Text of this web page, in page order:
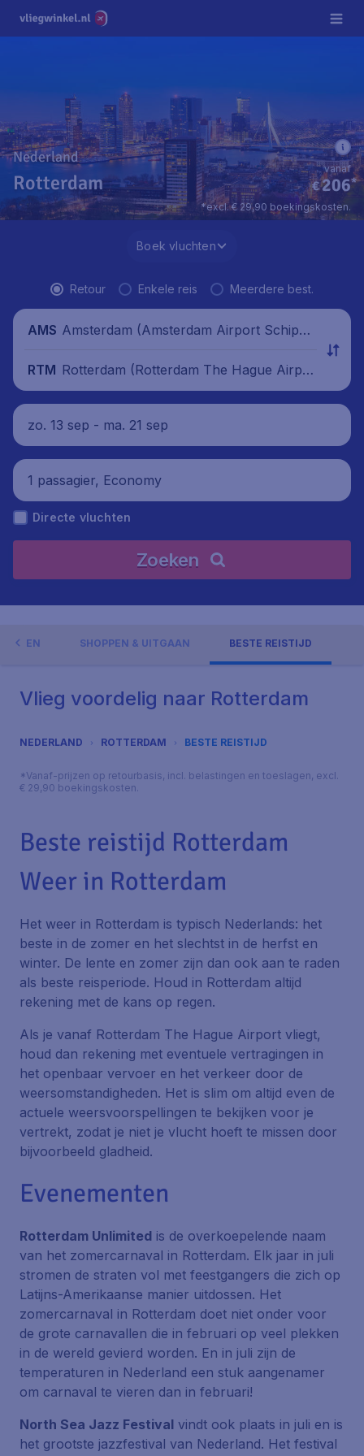
Nederland
Rotterdam €206*
vanaf
*excl. € 29,90 boekingskosten.
Boek vluchten
Retour Enkele reis Meerdere best.
AMS Amsterdam (Amsterdam Airport Schipho
RTM Rotterdam (Rotterdam The Hague Airpor
t), Nederland
zo. 13 sep - ma. 21 sep
1 passagier, Economy
Directe vluchten
Zoeken
SHOPPEN & UITGAAN BESTE REISTIJD
Vlieg voordelig naar Rotterdam
NEDERLAND ROTTERDAM BESTE REISTIJD
*Vanaf-prijzen op retourbasis, incl. belastingen en toeslagen, excl.
€ 29,90 boekingskosten.
Beste reistijd Rotterdam
Weer in Rotterdam
Het weer in Rotterdam is typisch Nederlands: het
beste in de zomer en het slechtst in de herfst en
winter. De lente en zomer zijn dan ook aan te raden
als beste reisperiode. Houd in Rotterdam altijd
rekening met de kans op regen.
Als je vanaf Rotterdam The Hague Airport vliegt,
houd dan rekening met eventuele vertragingen in
het openbaar vervoer en het verkeer door de
weersomstandigheden. Het is slim om altijd even de
actuele weersvoorspellingen te bekijken voor je
vertrekt, zodat je niet je vlucht hoeft te missen door
bijvoorbeeld gladheid.
Evenementen
Rotterdam Unlimited is de overkoepelende naam
van het zomercarnaval in Rotterdam. Elk jaar in juli
stromen de straten vol met feestgangers die zich op
Latijns-Amerikaanse manier uitdossen. Het
zomercarnaval in Rotterdam doet niet onder voor
de grote carnavallen die in februari op veel plekken
in de wereld gevierd worden. En in juli zijn de
temperaturen in Nederland een stuk aangenamer
om carnaval te vieren dan in februari!
North Sea Jazz Festival vindt ook plaats in juli en is
het grootste jazzfestival van Nederland. Het festival